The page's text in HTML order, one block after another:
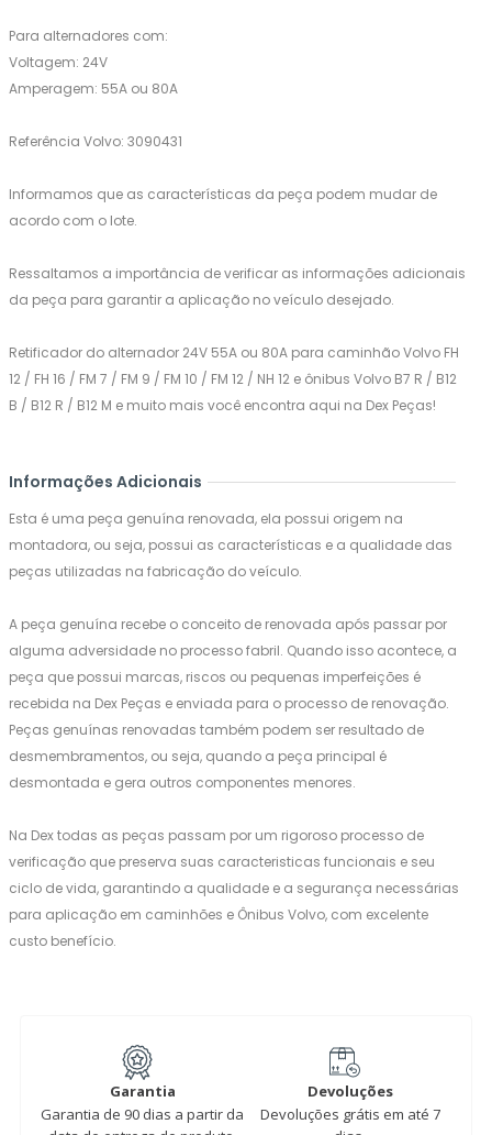
Para alternadores com:
Voltagem: 24V
Amperagem: 55A ou 80A
Referência Volvo: 3090431
Informamos que as características da peça podem mudar de
acordo com o lote.
Ressaltamos a importância de verificar as informações adicionais
da peça para garantir a aplicação no veículo desejado.
Retificador do alternador 24V 55A ou 80A para caminhão Volvo FH
12 / FH 16 / FM 7 / FM 9 / FM 10 / FM 12 / NH 12 e ônibus Volvo B7 R / B12
B / B12 R / B12 M e muito mais você encontra aqui na Dex Peças!
Informações Adicionais
Esta é uma peça genuína renovada, ela possui origem na
montadora, ou seja, possui as características e a qualidade das
peças utilizadas na fabricação do veículo.
A peça genuína recebe o conceito de renovada após passar por
alguma adversidade no processo fabril. Quando isso acontece, a
peça que possui marcas, riscos ou pequenas imperfeições é
recebida na Dex Peças e enviada para o processo de renovação.
Peças genuínas renovadas também podem ser resultado de
desmembramentos, ou seja, quando a peça principal é
desmontada e gera outros componentes menores.
Na Dex todas as peças passam por um rigoroso processo de
verificação que preserva suas caracteristicas funcionais e seu
ciclo de vida, garantindo a qualidade e a segurança necessárias
para aplicação em caminhões e Ônibus Volvo, com excelente
custo benefício.
Garantia
Garantia de 90 dias a partir da
Devoluções
Devoluções grátis em até 7